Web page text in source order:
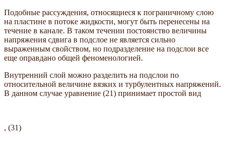
Подобные рассуждения, относящиеся к пограничному слою
на пластине в потоке жидкости, могут быть перенесены на
течение в канале. В таком течении постоянство величины
напряжения сдвига в подслое не является сильно
выраженным свойством, но подразделение на подслои все
еще оправдано общей феноменологией.
Внутренний слой можно разделить на подслои по
относительной величине вязких и турбулентных напряжений.
В данном случае уравнение (21) принимает простой вид
, (31)